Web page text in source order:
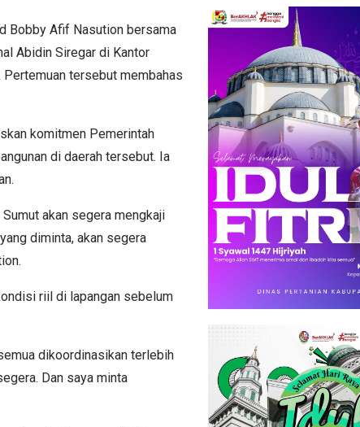
Bobby Afif Nasution bersama
Abidin Siregar di Kantor
tersebut membahas
komitmen Pemerintah
di daerah tersebut. Ia
akan segera mengkaji
diminta, akan segera
riil di lapangan sebelum
dikoordinasikan terlebih
Dan saya minta